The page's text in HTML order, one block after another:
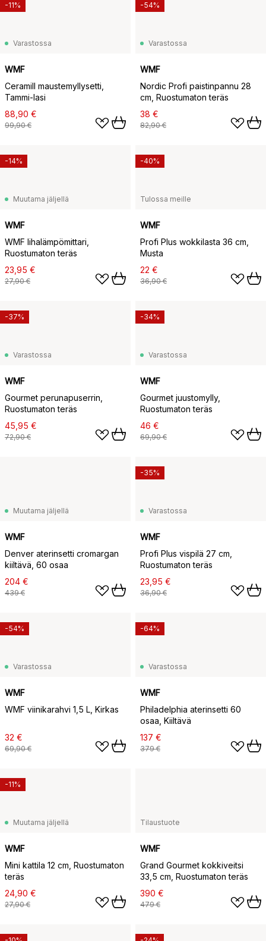
Varastossa
WMF
Ceramill maustemyllysetti,
Tammi-lasi
88,90 €
99,90 €
-11%
Varastossa
WMF
Nordic Profi paistinpannu 28
cm, Ruostumaton teräs
38 €
82,90 €
-54%
Muutama jäljellä
WMF
WMF lihalämpömittari,
Ruostumaton teräs
23,95 €
27,90 €
-14%
Tulossa meille
WMF
Profi Plus wokkilasta 36 cm,
Musta
22 €
36,90 €
-40%
Varastossa
WMF
Gourmet perunapuserrin,
Ruostumaton teräs
45,95 €
72,90 €
-37%
Varastossa
WMF
Gourmet juustomylly,
Ruostumaton teräs
46 €
69,90 €
-34%
Muutama jäljellä
WMF
Denver aterinsetti cromargan
kiiltävä, 60 osaa
204 €
439 €
Varastossa
WMF
Profi Plus vispilä 27 cm,
Ruostumaton teräs
23,95 €
36,90 €
-35%
Varastossa
WMF
WMF viinikarahvi 1,5 L, Kirkas
32 €
69,90 €
-54%
Varastossa
WMF
Philadelphia aterinsetti 60
osaa, Kiiltävä
137 €
379 €
-64%
Muutama jäljellä
WMF
Mini kattila 12 cm, Ruostumaton
teräs
24,90 €
27,90 €
-11%
Tilaustuote
WMF
Grand Gourmet kokkiveitsi
33,5 cm, Ruostumaton teräs
390 €
479 €